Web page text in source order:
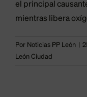
el principal
mientras libera
Por Noticias PP León
León Ciudad